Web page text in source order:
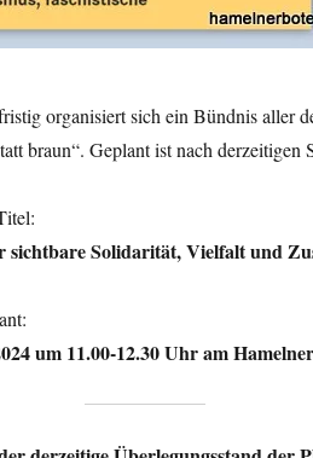
organisiert sich ein Bündnis aller
braun“. Geplant ist nach derzeitigen
sichtbare Solidarität, Vielfalt und
um 11.00-12.30 Uhr am